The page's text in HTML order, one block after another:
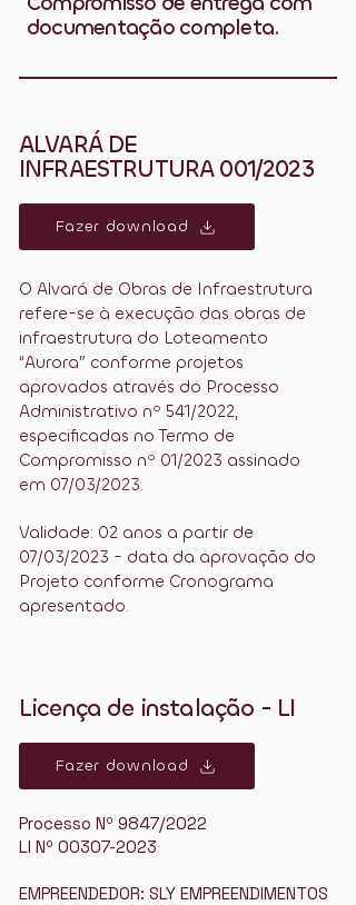
documentação completa.
ALVARÁ DE
INFRAESTRUTURA 001/2023
Fazer download
O Alvará de Obras de Infraestrutura
refere-se à execução das obras de
infraestrutura do Loteamento
“Aurora” conforme projetos
aprovados através do Processo
Administrativo nº 541/2022,
especificadas no Termo de
Compromisso nº 01/2023 assinado
em 07/03/2023.
Validade: 02 anos a partir de
07/03/2023 - data da aprovação do
Projeto conforme Cronograma
apresentado.
Licença de instalação - LI
Fazer download
Processo Nº 9847/2022
LI Nº 00307-2023
EMPREENDEDOR: SLY EMPREENDIMENTOS